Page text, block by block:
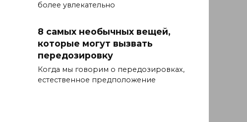
более увлекательно
8 самых необычных вещей,
которые могут вызвать
передозировку
Когда мы говорим о передозировках,
естественное предположение